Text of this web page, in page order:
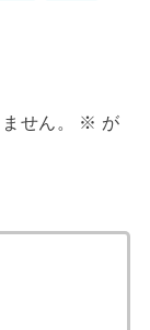
せん。 ※ が